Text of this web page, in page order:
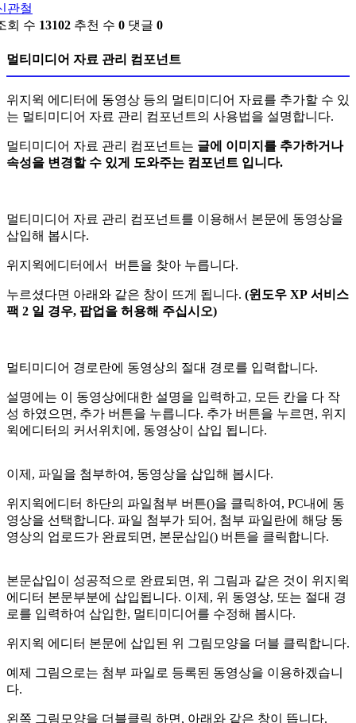
관철
회 수 13102 추천 수 0 댓글 0
멀티미디어 자료 관리 컴포넌트
위지윅 에디터에 동영상 등의 멀티미디어 자료를 추가할 수 있
는 멀티미디어 자료 관리 컴포넌트의 사용법을 설명합니다.
멀티미디어 자료 관리 컴포넌트는 글에 이미지를 추가하거나
속성을 변경할 수 있게 도와주는 컴포넌트 입니다.
멀티미디어 자료 관리 컴포넌트를 이용해서 본문에 동영상을
삽입해 봅시다.
위지윅에디터에서 버튼을 찾아 누릅니다.
누르셨다면 아래와 같은 창이 뜨게 됩니다. (윈도우 XP 서비스
팩 2 일 경우, 팝업을 허용해 주십시오)
멀티미디어 경로란에 동영상의 절대 경로를 입력합니다.
설명에는 이 동영상에대한 설명을 입력하고, 모든 칸을 다 작
성 하였으면, 추가 버튼을 누릅니다. 추가 버튼을 누르면, 위지
윅에디터의 커서위치에, 동영상이 삽입 됩니다.
이제, 파일을 첨부하여, 동영상을 삽입해 봅시다.
위지윅에디터 하단의 파일첨부 버튼()을 클릭하여, PC내에 동
영상을 선택합니다. 파일 첨부가 되어, 첨부 파일란에 해당 동
영상의 업로드가 완료되면, 본문삽입() 버튼을 클릭합니다.
본문삽입이 성공적으로 완료되면, 위 그림과 같은 것이 위지윅
에디터 본문부분에 삽입됩니다. 이제, 위 동영상, 또는 절대 경
로를 입력하여 삽입한, 멀티미디어를 수정해 봅시다.
위지윅 에디터 본문에 삽입된 위 그림모양을 더블 클릭합니다.
예제 그림으로는 첨부 파일로 등록된 동영상을 이용하겠습니
다.
왼쪽 그림모양을 더블클릭 하면, 아래와 같은 창이 뜹니다.